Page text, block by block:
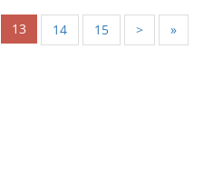
13 14 15 > »